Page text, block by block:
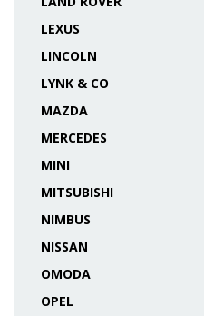
LEXUS
LINCOLN
LYNK & CO
MAZDA
MERCEDES
MINI
MITSUBISHI
NIMBUS
NISSAN
OMODA
OPEL